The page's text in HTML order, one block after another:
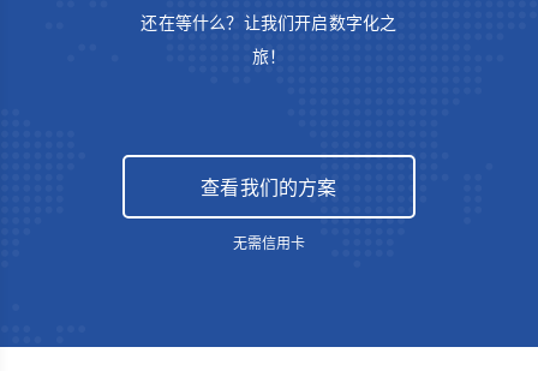
还在等什么？让我们开启数字化之
旅！
查看我们的方案
无需信用卡